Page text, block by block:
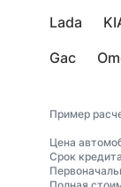
Lada
Gac
Пример
Цена
Срок